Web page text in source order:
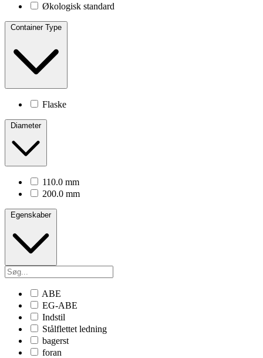
Økologisk standard
Container Type
Flaske
Diameter
110.0 mm
200.0 mm
Egenskaber
ABE
EG-ABE
Indstil
Stålflettet ledning
bagerst
foran